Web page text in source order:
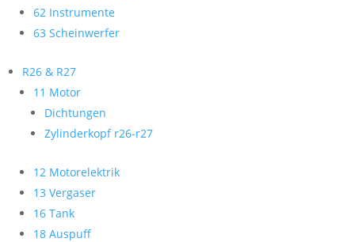
62 Instrumente
63 Scheinwerfer
R26 & R27
11 Motor
Dichtungen
Zylinderkopf r26-r27
12 Motorelektrik
13 Vergaser
16 Tank
18 Auspuff